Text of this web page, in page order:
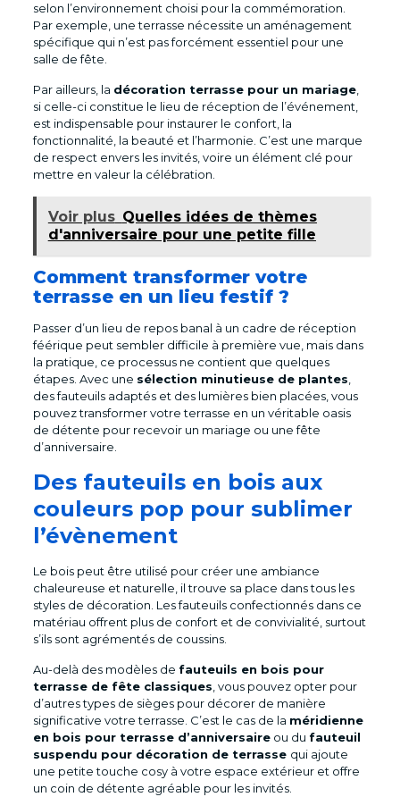
selon l’environnement choisi pour la commémoration.
Par exemple, une terrasse nécessite un aménagement
spécifique qui n’est pas forcément essentiel pour une
salle de fête.
Par ailleurs, la décoration terrasse pour un mariage,
si celle-ci constitue le lieu de réception de l’événement,
est indispensable pour instaurer le confort, la
fonctionnalité, la beauté et l’harmonie. C’est une marque
de respect envers les invités, voire un élément clé pour
mettre en valeur la célébration.
Voir plus Quelles idées de thèmes
d'anniversaire pour une petite fille
Comment transformer votre
terrasse en un lieu festif ?
Passer d’un lieu de repos banal à un cadre de réception
féérique peut sembler difficile à première vue, mais dans
la pratique, ce processus ne contient que quelques
étapes. Avec une sélection minutieuse de plantes
des fauteuils adaptés et des lumières bien placées, vous
pouvez transformer votre terrasse en un véritable oasis
de détente pour recevoir un mariage ou une fête
d’anniversaire.
Des fauteuils en bois aux
couleurs pop pour sublimer
l’évènement
Le bois peut être utilisé pour créer une ambiance
chaleureuse et naturelle, il trouve sa place dans tous les
styles de décoration. Les fauteuils confectionnés dans ce
matériau offrent plus de confort et de convivialité, surtout
s’ils sont agrémentés de coussins.
Au-delà des modèles de fauteuils en bois pour
terrasse de fête classiques , vous pouvez opter pour
d’autres types de sièges pour décorer de manière
significative votre terrasse. C’est le cas de la méridienne
en bois pour terrasse d’anniversaireou du fauteuil
suspendu pour décoration de terrasse qui ajoute
une petite touche cosy à votre espace extérieur et offre
un coin de détente agréable pour les invités.